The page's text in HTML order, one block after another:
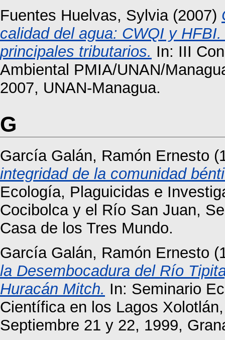
Fuentes Huelvas, Sylvia(2007)
calidad del agua: CWQI y
principales tributarios. In: III
Ambiental PMIA/UNAN/
2007, UNAN-Managua.
G
García Galán, Ramón Ernesto
integridad de la comunidad
Ecología, Plaguicidas e
Cocibolca y el Río San Juan,
Casa de los Tres Mundo.
García Galán, Ramón Ernesto
la Desembocadura del Río
Huracán Mitch. In: Seminario
Científica en los Lagos
Septiembre 21 y 22, 1999,